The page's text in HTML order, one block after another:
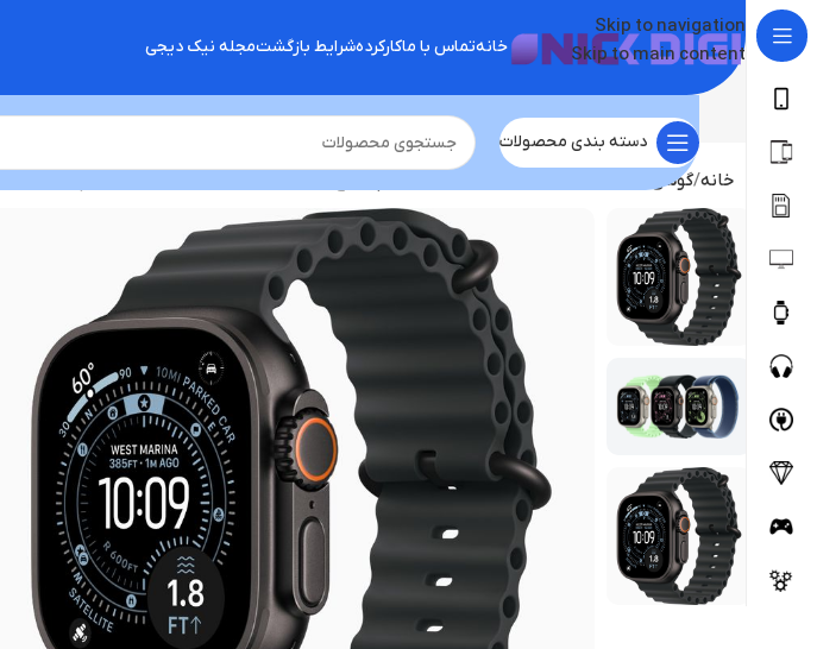
Skip to navigation
Skip to main content
خانهتماس با ماکارکردهشرایط بازگشتمجله نیک دیجی
دسته بندی محصولات
خانه گوشی موبایل